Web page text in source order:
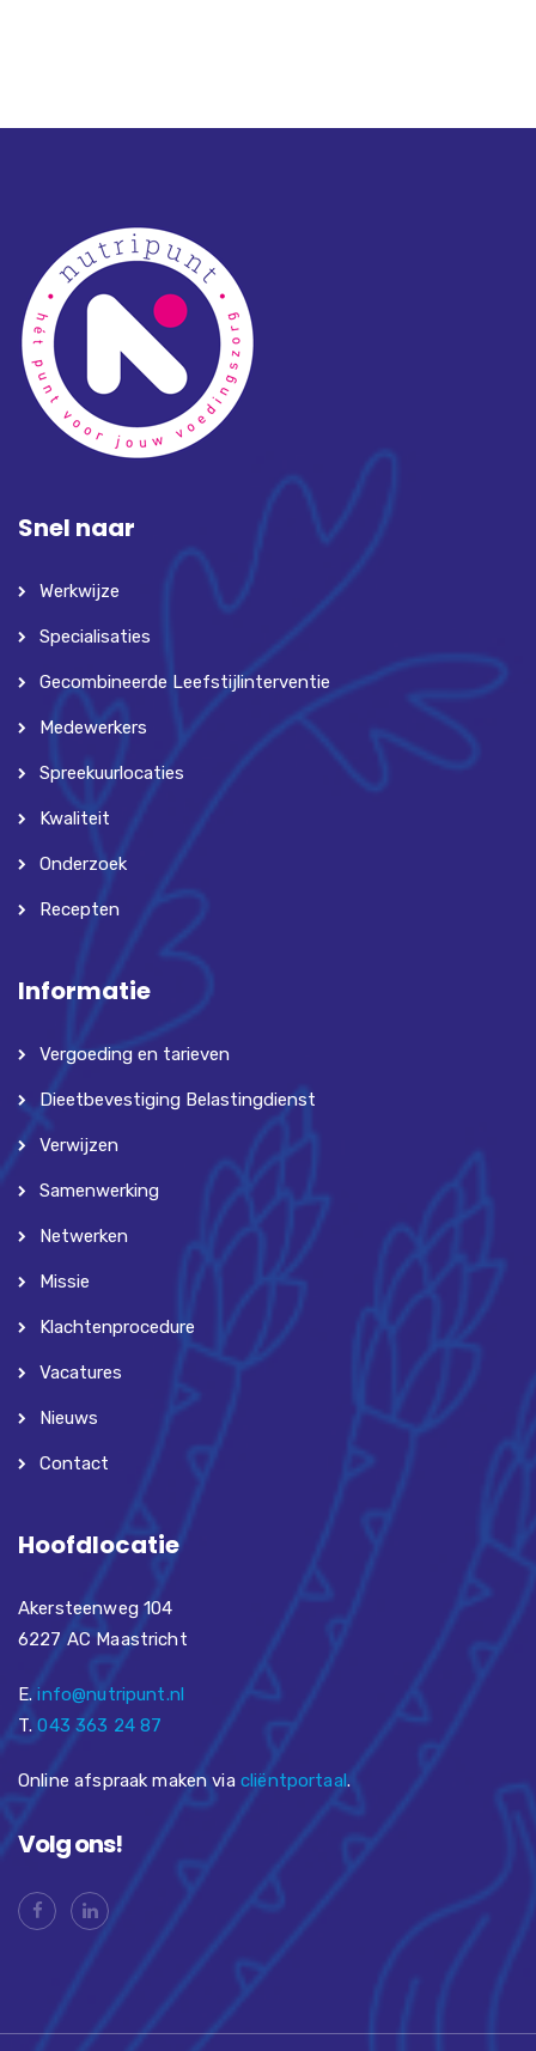
Snel naar
Werkwijze
Specialisaties
Gecombineerde Leefstijlinterventie
Medewerkers
Spreekuurlocaties
Kwaliteit
Onderzoek
Recepten
Informatie
Vergoeding en tarieven
Dieetbevestiging Belastingdienst
Verwijzen
Samenwerking
Netwerken
Missie
Klachtenprocedure
Vacatures
Nieuws
Contact
Hoofdlocatie
Akersteenweg 104
6227 AC Maastricht
E.info@nutripunt.nl
T.043 363 24 87
Online afspraak maken via cliëntportaal.
Volg ons!